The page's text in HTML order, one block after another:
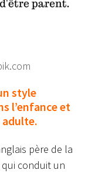
style
l’enfance et
adulte.
père de la
qui conduit un